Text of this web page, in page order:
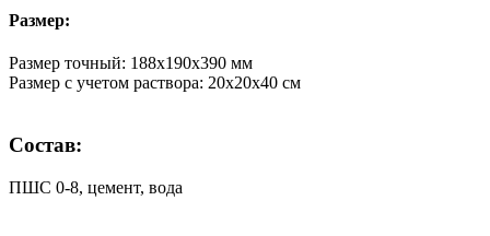
Размер:
Размер точный: 188х190х390 мм
Размер с учетом раствора: 20х20х40 см
Состав:
ПШС 0-8, цемент, вода